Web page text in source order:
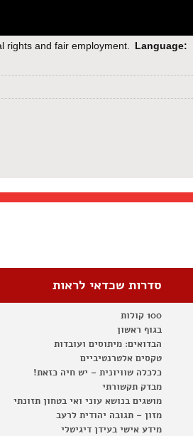
rights and fair employment. Language:
סדרות שכדאי לראות
100 קולות
בגוף ראשון
הבדואים: מיתוסים ועובדות
טקסים אלטרנטיביים
כלכלה שוויונית – יש חיה כזאת!
מבדק תקשורתי
מושגים בנושא עוני ואי בטחון תזונתי
מזון – תגובה יהודית לרעב
מידע אישי בעידן דיגיטלי